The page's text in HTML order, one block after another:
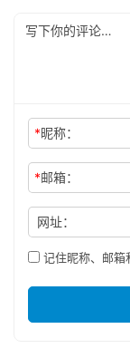
*昵称：
*邮箱：
网址：
记住昵称、邮箱